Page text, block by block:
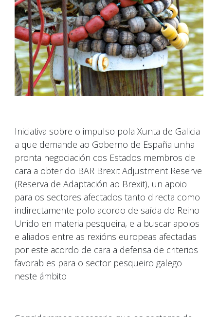
Iniciativa sobre o impulso pola Xunta de Galicia
a que demande ao Goberno de España unha
pronta negociación cos Estados membros de
cara a obter do BAR Brexit Adjustment Reserve
(Reserva de Adaptación ao Brexit), un apoio
para os sectores afectados tanto directa como
indirectamente polo acordo de saída do Reino
Unido en materia pesqueira, e a buscar apoios
e aliados entre as rexións europeas afectadas
por este acordo de cara a defensa de criterios
favorables para o sector pesqueiro galego
neste ámbito